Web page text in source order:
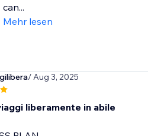
can...
Mehr lesen
/ Aug 3, 2025
liberamente in abile